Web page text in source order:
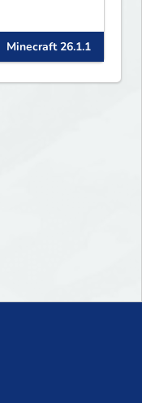
Minecraft 26.1.1